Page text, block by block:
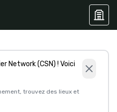
Network (CSN) ! Voici
trouvez des lieux et